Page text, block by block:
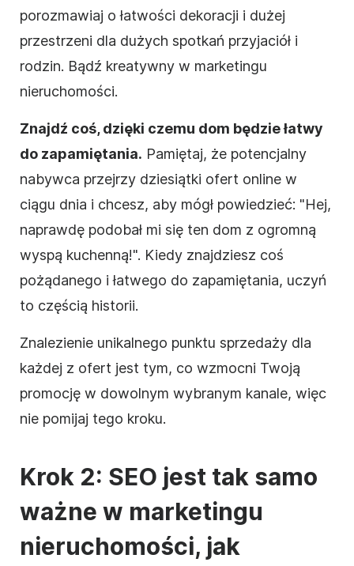
porozmawiaj o łatwości dekoracji i dużej
przestrzeni dla dużych spotkań przyjaciół i
rodzin. Bądź kreatywny w marketingu
nieruchomości.
Znajdź coś, dzięki czemu dom będzie łatwy
do zapamiętania. Pamiętaj, że potencjalny
nabywca przejrzy dziesiątki ofert online w
ciągu dnia i chcesz, aby mógł powiedzieć: "Hej,
naprawdę podobał mi się ten dom z ogromną
wyspą kuchenną!". Kiedy znajdziesz coś
pożądanego i łatwego do zapamiętania, uczyń
to częścią historii.
Znalezienie unikalnego punktu sprzedaży dla
każdej z ofert jest tym, co wzmocni Twoją
promocję w dowolnym wybranym kanale, więc
nie pomijaj tego kroku.
Krok 2: SEO jest tak samo
ważne w marketingu
nieruchomości, jak